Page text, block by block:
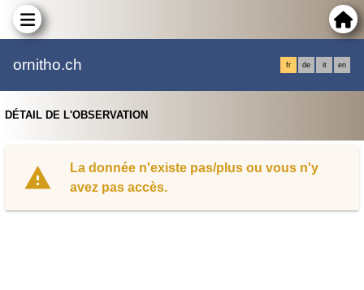
ornitho.ch fr de it en
DÉTAIL DE L'OBSERVATION
La donnée n'existe pas/plus ou vous n'y
avez pas accès.